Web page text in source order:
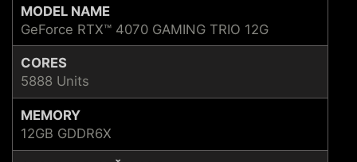
MODEL NAME
GeForce RTX™ 4070 GAMING TRIO 12G
CORES
5888 Units
MEMORY
12GB GDDR6X